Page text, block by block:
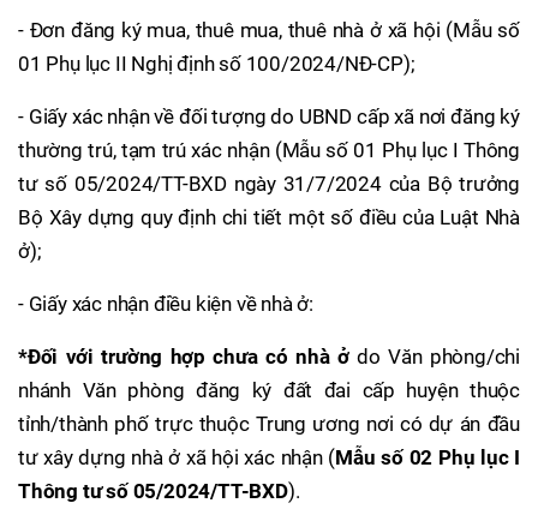
- Đơn đăng ký mua, thuê mua, thuê nhà ở xã hội (Mẫu số
01 Phụ lục II Nghị định số 100/2024/NĐ-CP);
- Giấy xác nhận về đối tượng do UBND cấp xã nơi đăng ký
thường trú, tạm trú xác nhận (Mẫu số 01 Phụ lục I Thông
tư số 05/2024/TT-BXD ngày 31/7/2024 của Bộ trưởng
Bộ Xây dựng quy định chi tiết một số điều của Luật Nhà
ở);
- Giấy xác nhận điều kiện về nhà ở:
*Đối với trường hợp chưa có nhà ở do Văn phòng/chi
nhánh Văn phòng đăng ký đất đai cấp huyện thuộc
tỉnh/thành phố trực thuộc Trung ương nơi có dự án đầu
tư xây dựng nhà ở xã hội xác nhận (Mẫu số 02 Phụ lục I
Thông tư số 05/2024/TT-BXD).